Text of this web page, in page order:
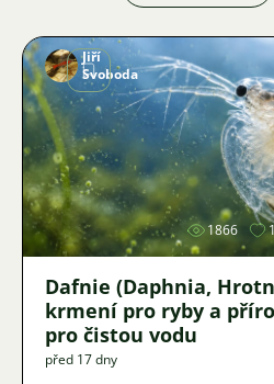
Jiří
Svoboda
1866
Dafnie (Daphnia,
krmení pro ryby a
pro čistou vodu
před 17 dny